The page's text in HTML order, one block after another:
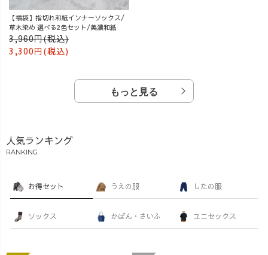
【福袋】指切れ和紙インナーソックス/
草木染め 選べる2色セット/美濃和紙
3,960円(税込)
3,300円(税込)
もっと見る
人気ランキング
RANKING
お得セット うえの服 したの服
ソックス かばん・さいふ ユニセックス